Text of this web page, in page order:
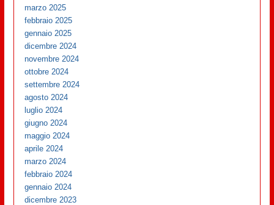
marzo 2025
febbraio 2025
gennaio 2025
dicembre 2024
novembre 2024
ottobre 2024
settembre 2024
agosto 2024
luglio 2024
giugno 2024
maggio 2024
aprile 2024
marzo 2024
febbraio 2024
gennaio 2024
dicembre 2023